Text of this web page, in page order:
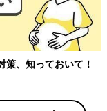
策、知っておいて！